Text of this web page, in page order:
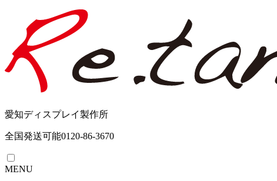
愛知ディスプレイ製作所
全国発送可能0120-86-3670
MENU